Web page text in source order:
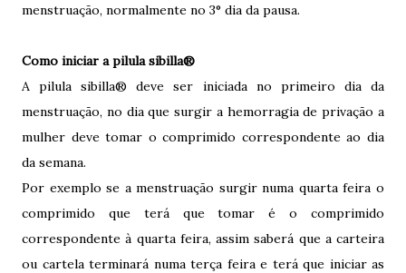
menstruação, normalmente no 3° dia da pausa.
Como iniciar a pilula sibilla®
A pilula sibilla® deve ser iniciada no primeiro dia da
menstruação, no dia que surgir a hemorragia de privação a
mulher deve tomar o comprimido correspondente ao dia
da semana.
Por exemplo se a menstruação surgir numa quarta feira o
comprimido que terá que tomar é o comprimido
correspondente à quarta feira, assim saberá que a carteira
ou cartela terminará numa terça feira e terá que iniciar as